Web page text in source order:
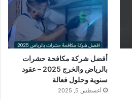
أفضل شركة مكافحة حشرات
بالرياض والخرج 2025 – عقود
سنوية وحلول فعالة
أغسطس 5, 2025